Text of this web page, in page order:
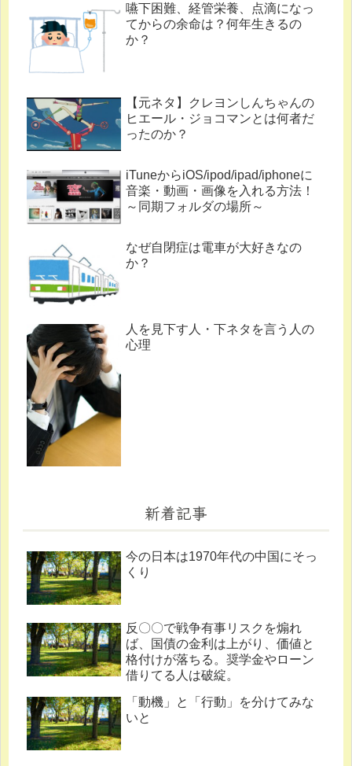
嚥下困難、経管栄養、点滴になっ
てからの余命は？何年生きるの
か？
【元ネタ】クレヨンしんちゃんの
ヒエール・ジョコマンとは何者だ
ったのか？
iTuneからiOS/ipod/ipad/iphoneに
音楽・動画・画像を入れる方法！
～同期フォルダの場所～
なぜ自閉症は電車が大好きなの
か？
人を見下す人・下ネタを言う人の
心理
新着記事
今の日本は1970年代の中国にそっ
くり
反〇〇で戦争有事リスクを煽れ
ば、国債の金利は上がり、価値と
格付けが落ちる。奨学金やローン
借りてる人は破綻。
「動機」と「行動」を分けてみな
いと